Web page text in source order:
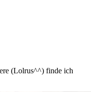
(Lolrus^^) finde ich